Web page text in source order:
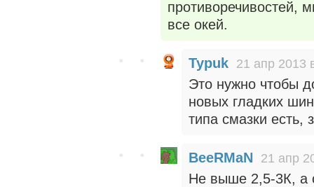
противоречивостей,
все окей.
Typuk 21 апр 2013
Это нужно чтобы
новых гладких
типа смазки есть,
BeeRMaN 21 апр
Не выше 2,5-3К, а